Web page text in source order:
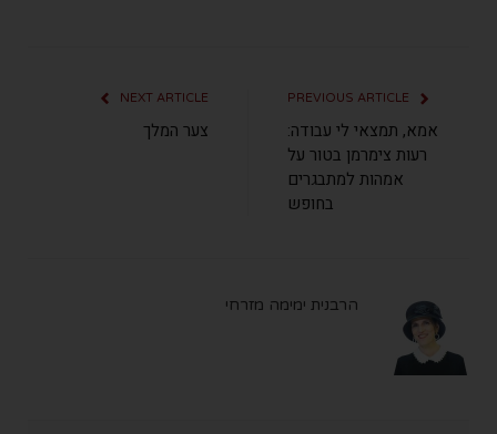
אמא, תמצאי לי עבודה:
רעות צימרמן בטור על
אמהות למתבגרים
בחופש
NEXT ARTICLE
צער המלך
הרבנית ימימה מזרחי